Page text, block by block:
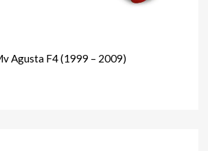
Agusta F4 (1999 – 2009)